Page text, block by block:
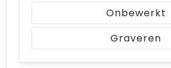
Onbewerkt
Graveren